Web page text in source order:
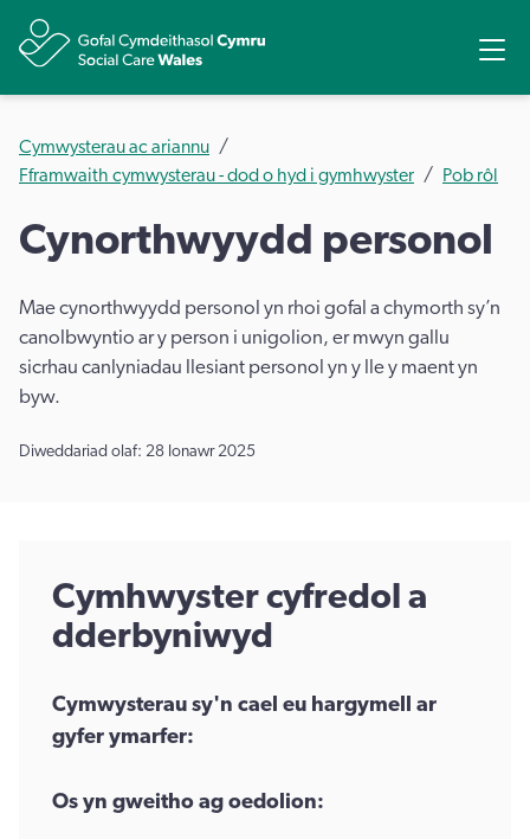
Cymwysterau ac ariannu
Fframwaith cymwysterau - dod o hyd i gymhwyster
Pob rôl
Cynorthwyydd personol
Mae cynorthwyydd personol yn rhoi gofal a chymorth sy’n
canolbwyntio ar y person i unigolion, er mwyn gallu
sicrhau canlyniadau llesiant personol yn y lle y maent yn
byw.
Diweddariad olaf: 28 Ionawr 2025
Cymhwyster cyfredol a
dderbyniwyd
Cymwysterau sy'n cael eu hargymell ar
gyfer ymarfer:
Os yn gweitho ag oedolion: